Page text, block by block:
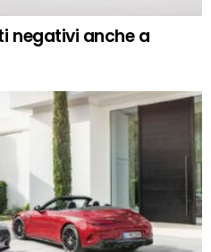
negativi anche a